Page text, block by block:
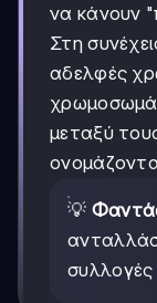
να κάνουν
Στη
αδελφές
μεταξύ
💡
συλλογές